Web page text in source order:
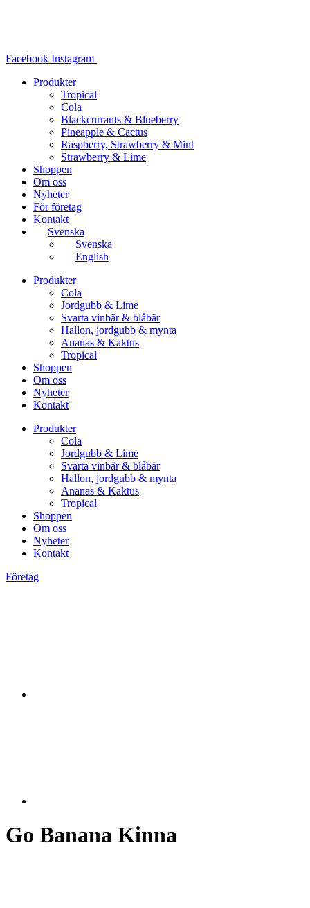
Facebook Instagram
Produkter
Tropical
Cola
Blackcurrants & Blueberry
Pineapple & Cactus
Raspberry, Strawberry & Mint
Strawberry & Lime
Shoppen
Om oss
Nyheter
För företag
Kontakt
Svenska
Svenska
English
Produkter
Cola
Jordgubb & Lime
Svarta vinbär & blåbär
Hallon, jordgubb & mynta
Ananas & Kaktus
Tropical
Shoppen
Om oss
Nyheter
Kontakt
Produkter
Cola
Jordgubb & Lime
Svarta vinbär & blåbär
Hallon, jordgubb & mynta
Ananas & Kaktus
Tropical
Shoppen
Om oss
Nyheter
Kontakt
Företag
Go Banana Kinna